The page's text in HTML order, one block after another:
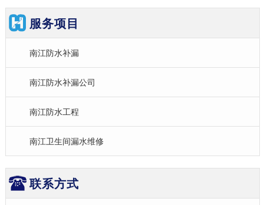
服务项目
南江防水补漏
南江防水补漏公司
南江防水工程
南江卫生间漏水维修
联系方式